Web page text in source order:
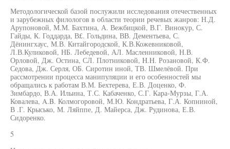
Методологической базой послужили исследования отечественных
и зарубежных филологов в области теории речевых жанров: Н.Д.
Арупоновой, М.М. Бахтина, А. Вежбицкой, В.Г. Винокур, С.
Гайды, К. Годдарда, В£. Гольдина, ВВ. Дементьева, С.
Дёнингхаус, М.В. Китайгородской, К.В.Кожевниковой,
Л.В.Куликовой, НБ. Лебедевой, АЛ. Масленниковой, Н.В.
Орловой, Дж. Остина, СЛ. Плотниковой, H.H. Розановой, К.Ф.
Седова, Дж. Серля, ОБ. Сиротин иной, ТВ. Шмелёвой. При
рассмотрении процесса манипуляции и его особенностей мы
обращались к работам В.М. Бехтерева, Е.В. Доценко, Ф.
Зимбардо, В.А. Ильина, Т.С. Кабаченко, С.Г. Кара-Мурзы, Г.А.
Ковалева, A.B. Колмогоровой, М.Ю. Кондратьева, Г.А. Копниной,
В .Г. Крысько, М. Ляйппе, Д. Майерса, Дж. Рудинова, Е.В.
Сидоренко.
5